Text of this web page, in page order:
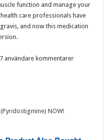
function and manage your
care professionals have
and now this medication
användare kommentarer
NOW!